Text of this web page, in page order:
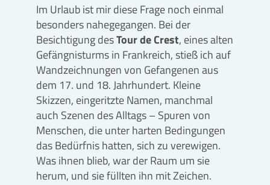
Im Urlaub ist mir diese Frage noch einmal
besonders nahegegangen. Bei der
Besichtigung desTour de Crest, eines alten
Gefängnisturms in Frankreich, stieß ich auf
Wandzeichnungen von Gefangenen aus
dem 17. und 18. Jahrhundert. Kleine
Skizzen, eingeritzte Namen, manchmal
auch Szenen des Alltags – Spuren von
Menschen, die unter harten Bedingungen
das Bedürfnis hatten, sich zu verewigen.
Was ihnen blieb, war der Raum um sie
herum, und sie füllten ihn mit Zeichen.